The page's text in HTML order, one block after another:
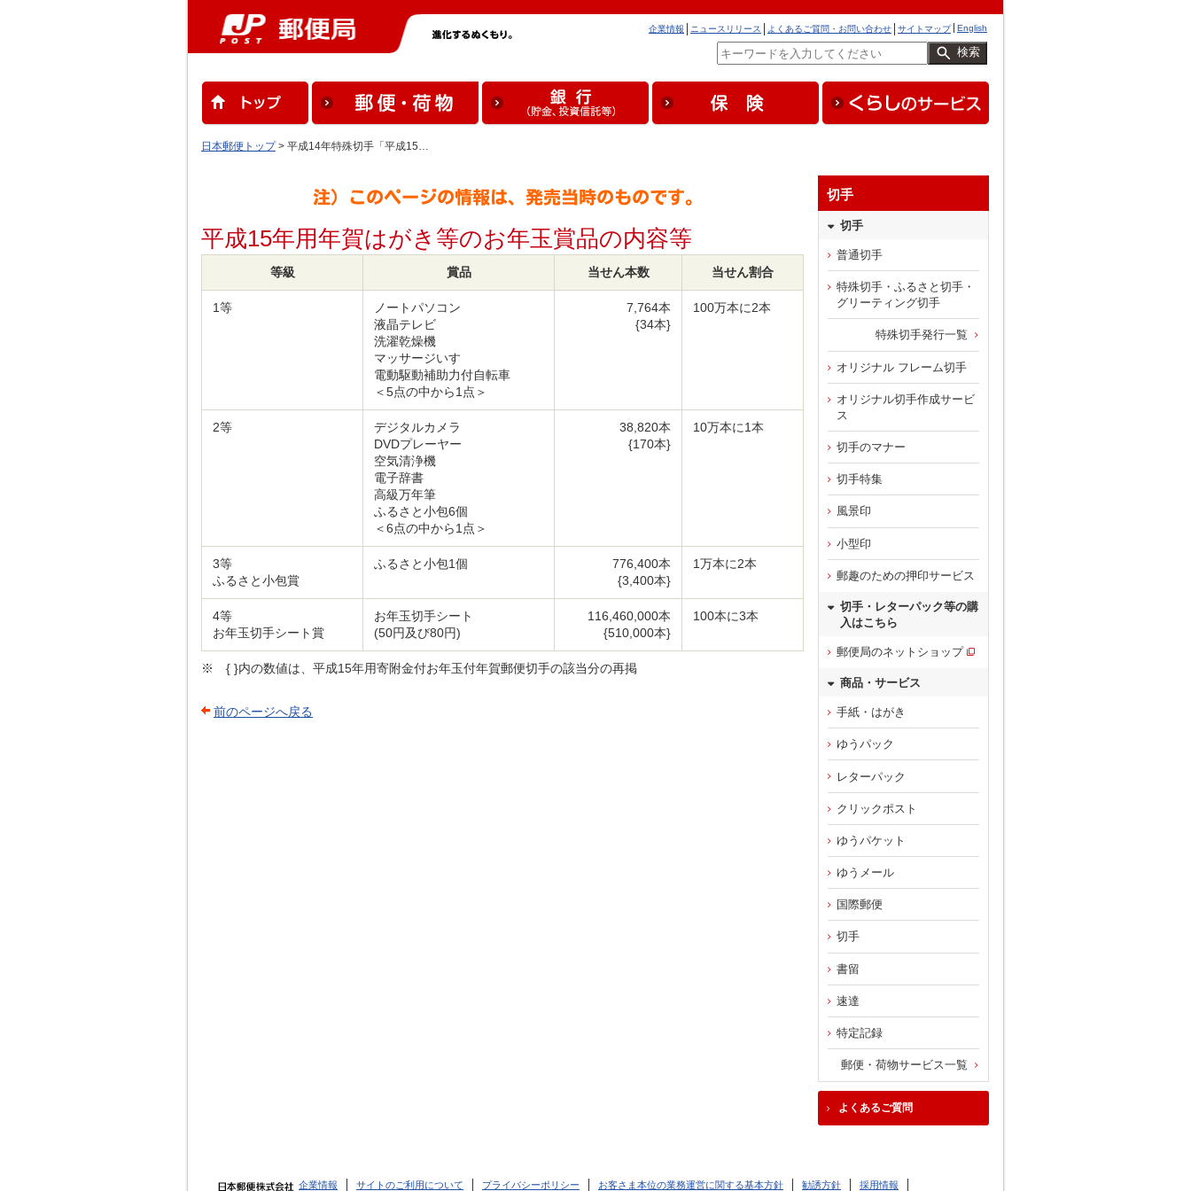
English
サイトマップ
よくあるご質問・お問い合わせ
ニュースリリース
企業情報
検索
日本郵便トップ> 平成14年特殊切手「平成15…
平成15年用年賀はがき等のお年玉賞品の内容等
等級 賞品 当せん本数 当せん割合
1等
ノートパソコン
液晶テレビ
洗濯乾燥機
マッサージいす
電動駆動補助力付自転車
＜5点の中から1点＞
7,764本
{34本}
100万本に2本
2等
デジタルカメラ
DVDプレーヤー
空気清浄機
電子辞書
高級万年筆
ふるさと小包6個
＜6点の中から1点＞
38,820本
{170本}
10万本に1本
3等
ふるさと小包賞
ふるさと小包1個
776,400本
{3,400本}
1万本に2本
4等
お年玉切手シート賞
お年玉切手シート
(50円及び80円)
116,460,000本
{510,000本}
100本に3本
※ { }内の数値は、平成15年用寄附金付お年玉付年賀郵便切手の該当分の再掲
前のページへ戻る
切手
切手
普通切手
特殊切手・ふるさと切手・
グリーティング切手
特殊切手発行一覧
オリジナル フレーム切手
オリジナル切手作成サービ
ス
切手のマナー
切手特集
風景印
小型印
郵趣のための押印サービス
切手・レターパック等の購
入はこちら
郵便局のネットショップ
商品・サービス
手紙・はがき
ゆうパック
レターパック
クリックポスト
ゆうパケット
ゆうメール
国際郵便
切手
書留
速達
特定記録
郵便・荷物サービス一覧
よくあるご質問
企業情報 サイトのご利用について プライバシーポリシー お客さま本位の業務運営に関する基本方針 勧誘方針 採用情報